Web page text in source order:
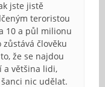
jste jistě
teroristou
10 a půl milionu
člověku
že se najdou
a většina lidi,
nic udělat.